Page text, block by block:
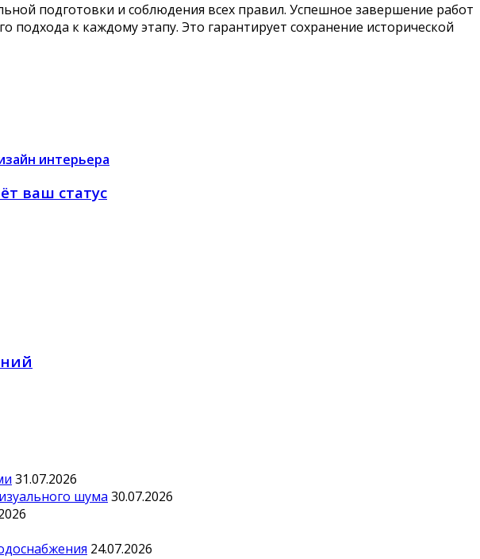
подготовки и соблюдения всех правил. Успешное завершение работ
к каждому этапу. Это гарантирует сохранение исторической
интерьера
ваш статус
31.07.2026
шума 30.07.2026
24.07.2026